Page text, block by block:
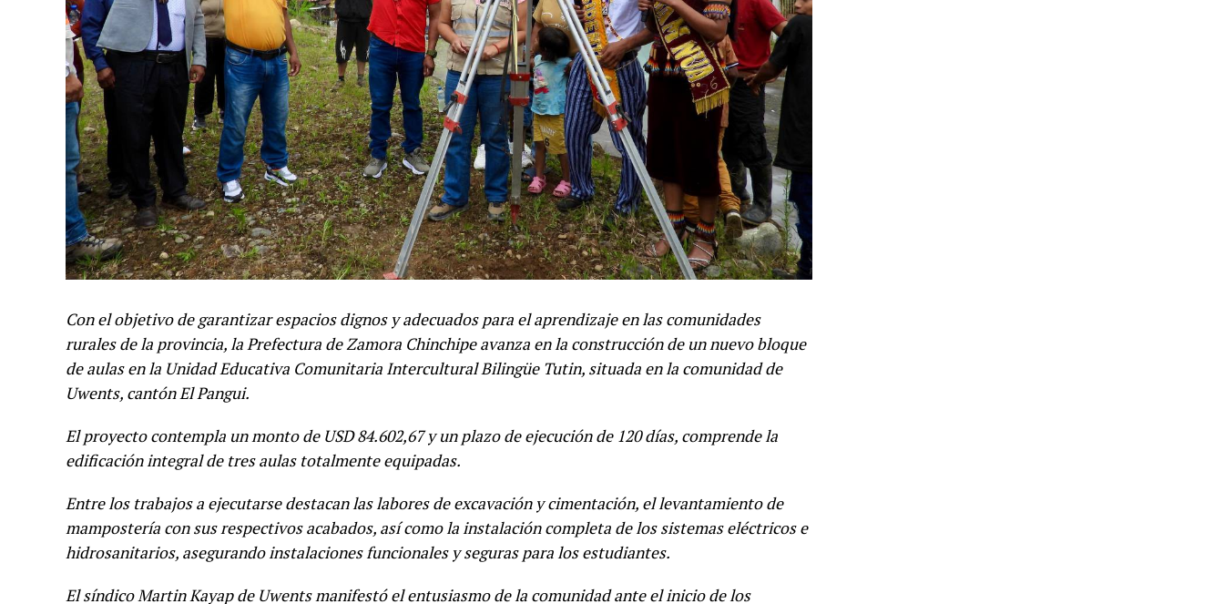
Con el objetivo de garantizar espacios dignos y adecuados para el aprendizaje en las comunidades
rurales de la provincia, la Prefectura de Zamora Chinchipe avanza en la construcción de un nuevo bloque
de aulas en la Unidad Educativa Comunitaria Intercultural Bilingüe Tutin, situada en la comunidad de
Uwents, cantón El Pangui.
El proyecto contempla un monto de USD 84.602,67 y un plazo de ejecución de 120 días, comprende la
edificación integral de tres aulas totalmente equipadas.
Entre los trabajos a ejecutarse destacan las labores de excavación y cimentación, el levantamiento de
mampostería con sus respectivos acabados, así como la instalación completa de los sistemas eléctricos e
hidrosanitarios, asegurando instalaciones funcionales y seguras para los estudiantes.
El síndico Martin Kayap de Uwents manifestó el entusiasmo de la comunidad ante el inicio de los